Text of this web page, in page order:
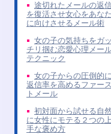
途切れたメールの返
を復活させ女心をあなた
に向けさせるメール術
女の子の気持ちをガッ
チリ掴む恋愛心理メー
テクニック
女の子からの圧倒的に
返信率を高めるファース
トメール
初対面から試せる自然
に女性にモテる２つの上
手な褒め方